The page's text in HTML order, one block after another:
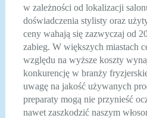
w zależności od lokalizacji
doświadczenia stylisty oraz
ceny wahają się zazwyczaj od
zabieg. W większych miastach
względu na wyższe koszty
konkurencję w branży
uwagę na jakość używanych
preparaty mogą nie przynieść
nawet zaszkodzić naszym